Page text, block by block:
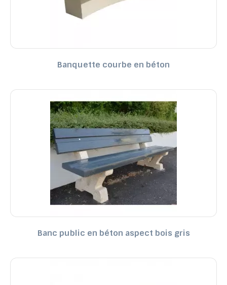
Banquette courbe en béton
Banc public en béton aspect bois gris